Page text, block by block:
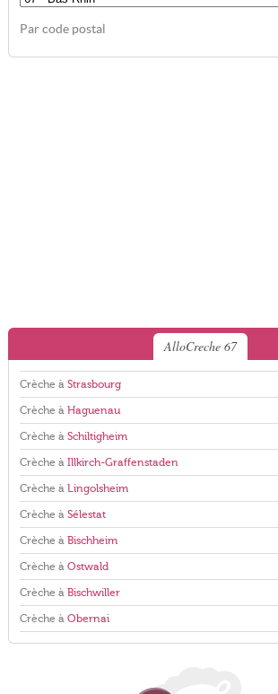
Par code postal
AlloCreche 67
Crèche à Strasbourg
Crèche à Haguenau
Crèche à Schiltigheim
Crèche à Illkirch-Graffenstaden
Crèche à Lingolsheim
Crèche à Sélestat
Crèche à Bischheim
Crèche à Ostwald
Crèche à Bischwiller
Crèche à Obernai